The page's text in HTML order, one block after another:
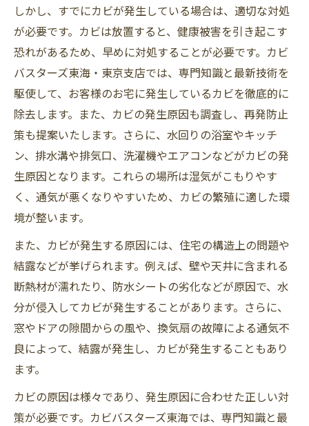
しかし、すでにカビが発生している場合は、適切な対処
が必要です。カビは放置すると、健康被害を引き起こす
恐れがあるため、早めに対処することが必要です。カビ
バスターズ東海・東京支店では、専門知識と最新技術を
駆使して、お客様のお宅に発生しているカビを徹底的に
除去します。また、カビの発生原因も調査し、再発防止
策も提案いたします。さらに、水回りの浴室やキッチ
ン、排水溝や排気口、洗濯機やエアコンなどがカビの発
生原因となります。これらの場所は湿気がこもりやす
く、通気が悪くなりやすいため、カビの繁殖に適した環
境が整います。
また、カビが発生する原因には、住宅の構造上の問題や
結露などが挙げられます。例えば、壁や天井に含まれる
断熱材が濡れたり、防水シートの劣化などが原因で、水
分が侵入してカビが発生することがあります。さらに、
窓やドアの隙間からの風や、換気扇の故障による通気不
良によって、結露が発生し、カビが発生することもあり
ます。
カビの原因は様々であり、発生原因に合わせた正しい対
策が必要です。カビバスターズ東海では、専門知識と最